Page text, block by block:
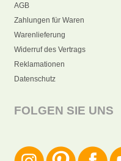
AGB
Zahlungen für Waren
Warenlieferung
Widerruf des Vertrags
Reklamationen
Datenschutz
FOLGEN SIE UNS